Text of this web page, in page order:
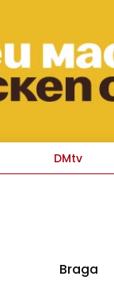
DMtv
Braga